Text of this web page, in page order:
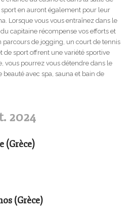
sport en auront également pour leur
Lorsque vous vous entraînez dans le
capitaine récompense vos efforts et
parcours de jogging, un court de tennis
de sport offrent une variété sportive
vous pourrez vous détendre dans le
avec spa, sauna et bain de
2024
(Grèce)
(Grèce)